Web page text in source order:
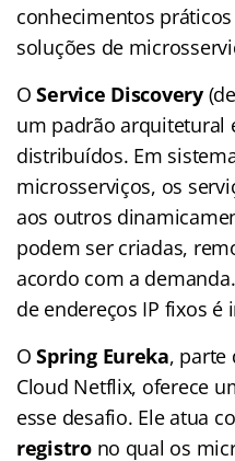
conhecimentos
soluções de
OService Discovery
um padrão arquitetural
distribuídos. Em
microsserviços, os
aos outros
podem ser criadas,
acordo com a
de endereços IP fixos é
OSpring Eureka, parte
Cloud Netflix, oferece
esse desafio. Ele atua
registrono qual os